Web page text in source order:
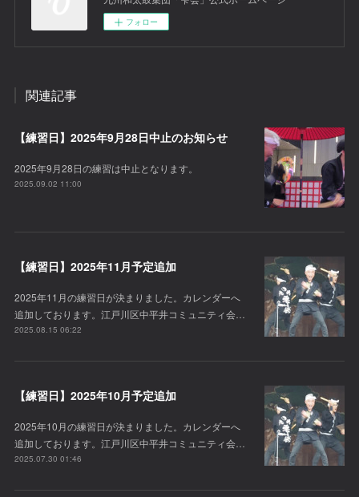
フォロー
関連記事
【練習日】2025年9月28日中止のお知らせ
2025年9月28日の練習は中止となります。
2025.09.02 11:00
【練習日】2025年11月予定追加
2025年11月の練習日が決まりました。カレンダーへ
追加しております。江戸川区中平井コミュニティ会…
2025.08.15 06:22
【練習日】2025年10月予定追加
2025年10月の練習日が決まりました。カレンダーへ
追加しております。江戸川区中平井コミュニティ会…
2025.07.30 01:46